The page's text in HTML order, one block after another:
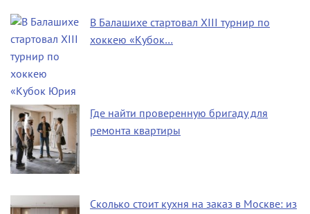
В Балашихе стартовал XIII турнир по
хоккею «Кубок…
Где найти проверенную бригаду для
ремонта квартиры
Сколько стоит кухня на заказ в Москве: из